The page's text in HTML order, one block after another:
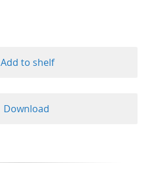
Add to shelf
Download